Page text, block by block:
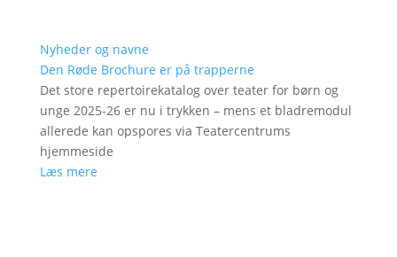
Nyheder og navne
Den Røde Brochure er på trapperne
Det store repertoirekatalog over teater for børn og
unge 2025-26 er nu i trykken – mens et bladremodul
allerede kan opspores via Teatercentrums
hjemmeside
Læs mere